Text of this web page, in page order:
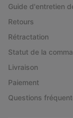
Guide d'entretien
Retours
Rétractation
Statut de la
Livraison
Paiement
Questions